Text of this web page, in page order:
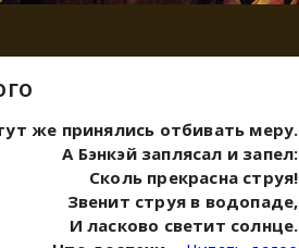
же принялись отбивать меру.
А Бэнкэй заплясал и запел:
Сколь прекрасна струя!
Звенит струя в водопаде,
И ласково светит солнце.